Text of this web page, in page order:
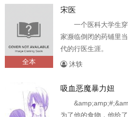
全本
宋医
一个医科大学生
家濒临倒闭的药铺里
代的行医生涯。
沐轶
吸血恶魔暴力妞
为了他的食物，他给